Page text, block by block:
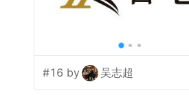
#16 by 吴志超